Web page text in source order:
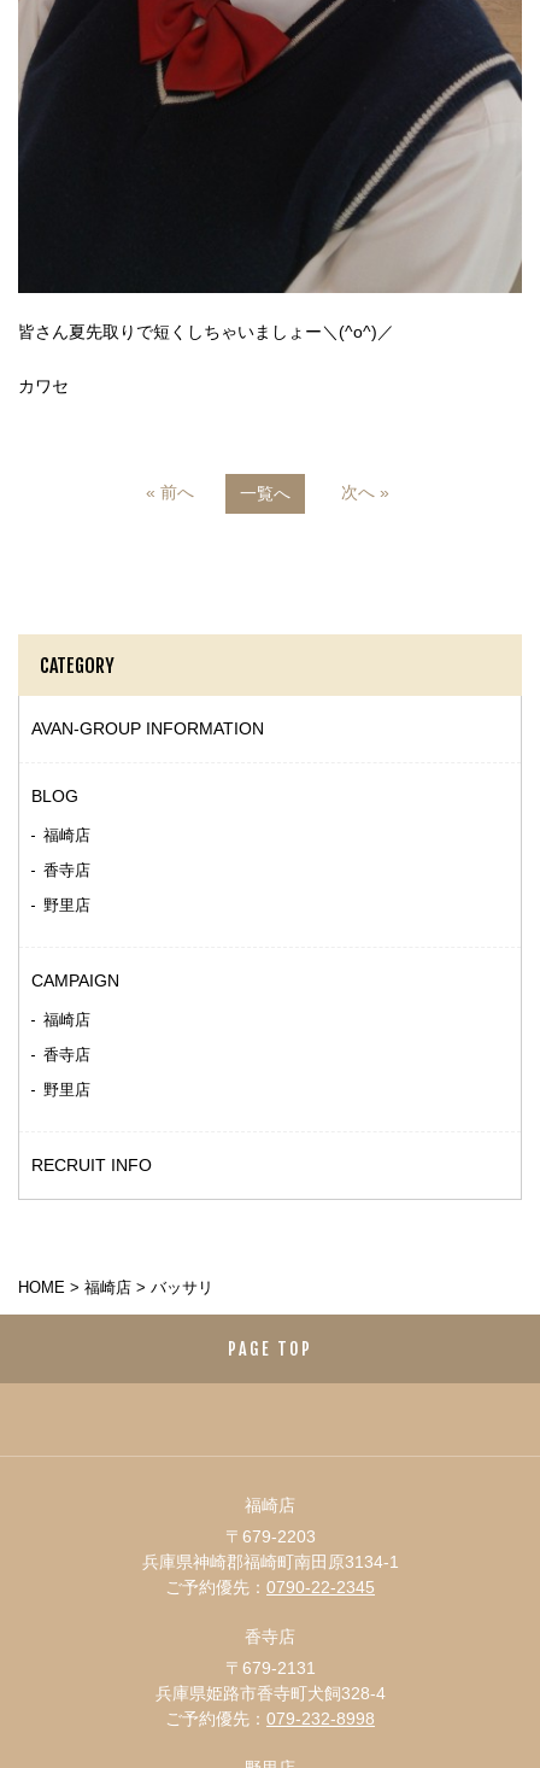
皆さん夏先取りで短くしちゃいましょー＼(^o^)／
カワセ
« 前へ 一覧へ 次へ »
CATEGORY
AVAN-GROUP INFORMATION
BLOG
福崎店
香寺店
野里店
CAMPAIGN
福崎店
香寺店
野里店
RECRUIT INFO
HOME > 福崎店 > バッサリ
PAGE TOP
福崎店
〒679-2203
兵庫県神崎郡福崎町南田原3134-1
ご予約優先： 0790-22-2345
香寺店
〒679-2131
兵庫県姫路市香寺町犬飼328-4
ご予約優先： 079-232-8998